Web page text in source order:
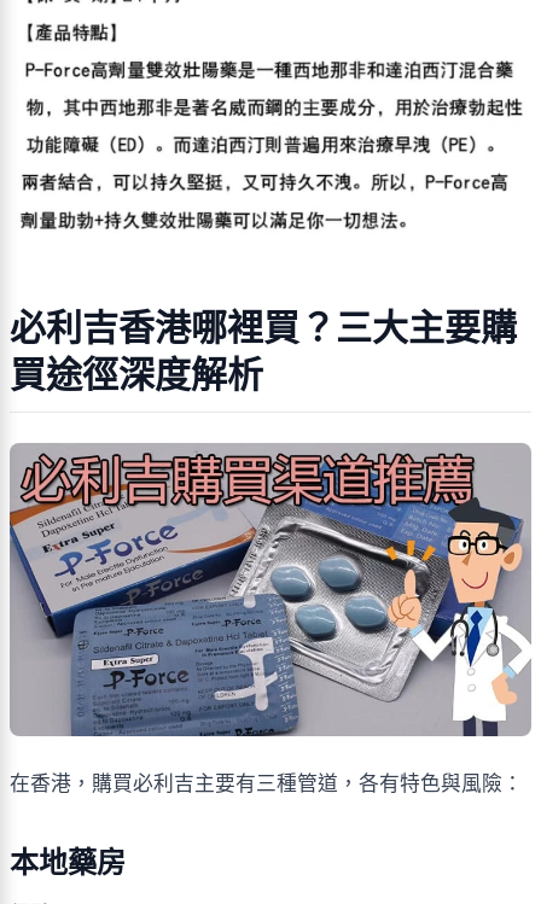
必利吉香港哪裡買？三大主要購
買途徑深度解析
在香港，購買必利吉主要有三種管道，各有特色與風險：
本地藥房